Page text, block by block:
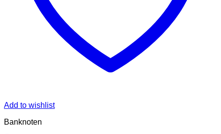
Add to wishlist
Banknoten